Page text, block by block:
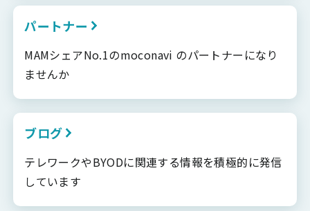
パートナー
MAMシェアNo.1のmoconavi のパートナーになり
ませんか
ブログ
テレワークやBYODに関連する情報を積極的に発信
しています